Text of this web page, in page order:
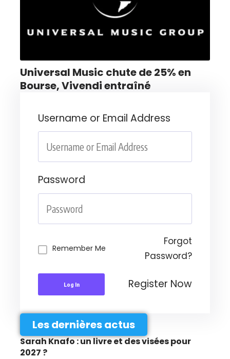
Universal Music chute de 25% en
Bourse, Vivendi entraîné
Username or Email Address
Password
Remember Me
Forgot
Password?
Log In Register Now
Les dernières actus
Sarah Knafo : un livre et des visées pour
2027 ?